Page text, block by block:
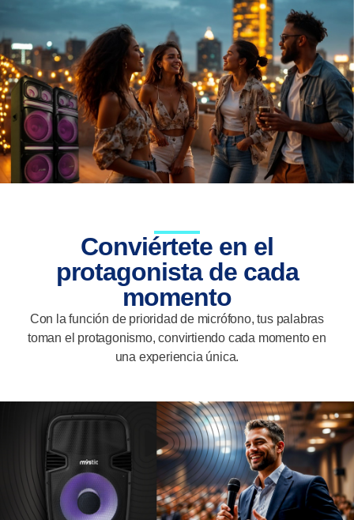
Conviértete en el
protagonista de cada
momento
Con la función de prioridad de micrófono, tus palabras
toman el protagonismo, convirtiendo cada momento en
una experiencia única.